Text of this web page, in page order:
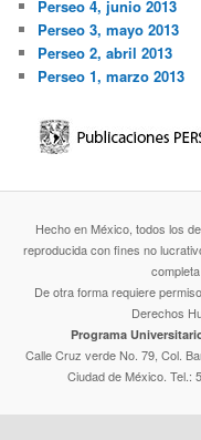
Perseo 4, junio 2013
Perseo 3, mayo 2013
Perseo 2, abril 2013
Perseo 1, marzo 2013
Hecho en México, todos los
reproducida con fines no
De otra forma requiere
Derechos
Programa
Calle Cruz verde No. 79, Col.
Ciudad de México. Tel.: